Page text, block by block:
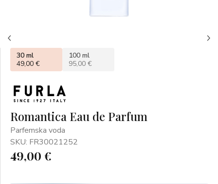
Romantica Eau de Parfum
Parfemska voda
SKU: FR30021252
49,00 €
30 ml
49,00 €
100 ml
95,00 €